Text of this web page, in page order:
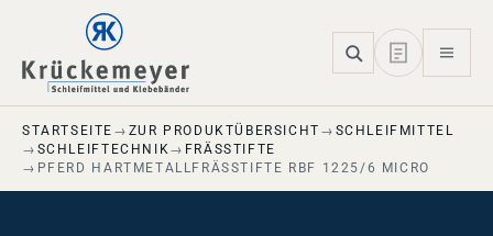
Skip to main navigation
Skip to main content
Skip to page footer
STARTSEITE ZUR PRODUKTÜBERSICHT
SCHLEIFMITTEL
SCHLEIFTECHNIK
FRÄSSTIFTE
PFERD HARTMETALLFRÄSSTIFTE RBF 1225/6 MICRO